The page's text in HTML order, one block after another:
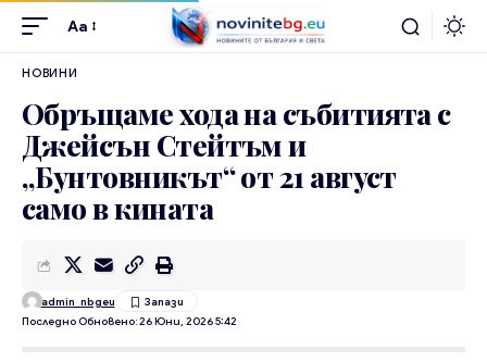
Aa
НОВИНИ
Обръщаме хода на събитията с
Джейсън Стейтъм и
„Бунтовникът“ от 21 август
само в кината
Последно Обновено: 26 Юни, 2026 5:42
admin_nbgeu